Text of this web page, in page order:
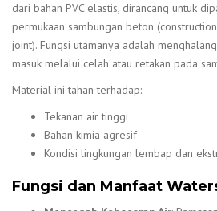
dari bahan PVC elastis, dirancang untuk
permukaan sambungan beton
joint). Fungsi utamanya adalah
masuk melalui celah atau retakan pada
Material ini tahan terhadap:
Tekanan air tinggi
Bahan kimia agresif
Kondisi lingkungan lembap dan
Fungsi dan Manfaat